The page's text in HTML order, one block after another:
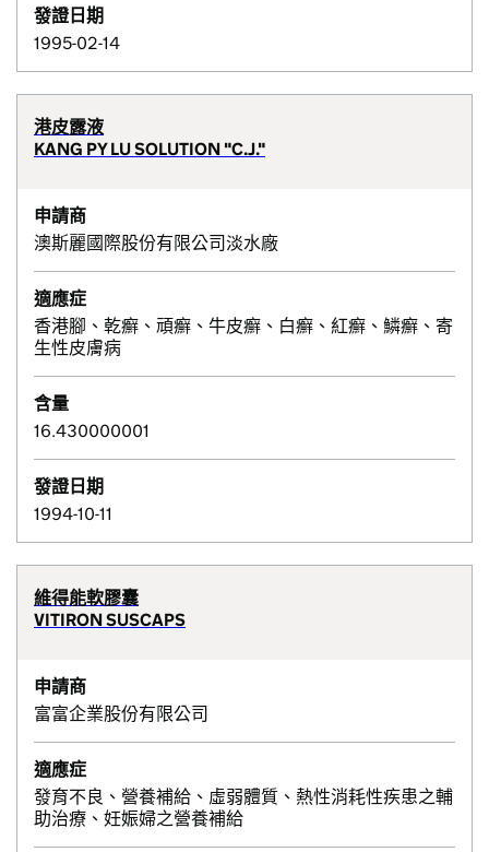
發證日期
1995-02-14
港皮露液
KANG PY LU SOLUTION "C.J."
申請商
澳斯麗國際股份有限公司淡水廠
適應症
香港腳、乾癬、頑癬、牛皮癬、白癬、紅癬、鱗癬、寄
生性皮膚病
含量
16.430000001
發證日期
1994-10-11
維得能軟膠囊
VITIRON SUSCAPS
申請商
富富企業股份有限公司
適應症
發育不良、營養補給、虛弱體質、熱性消耗性疾患之輔
助治療、妊娠婦之營養補給